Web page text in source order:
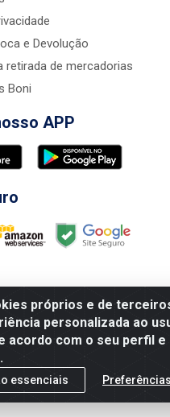
próprios e de
personalizada ao
acordo com o seu perfil
essenciais
e Devolução
retirada de mercadorias
Boni
APP
Distribuidora de Material de